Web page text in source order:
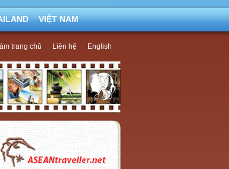
VIỆT NAM
trang chủ Liên hệ English